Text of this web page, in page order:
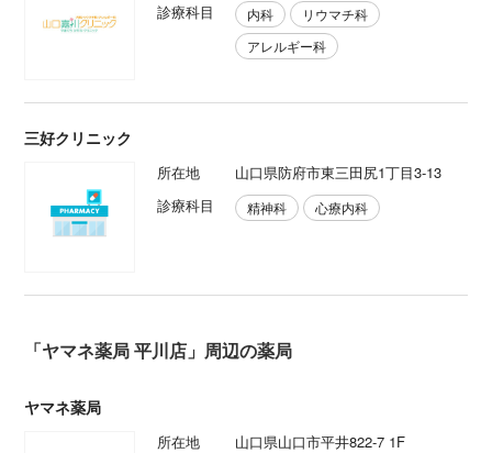
診療科目
内科
リウマチ科
アレルギー科
三好クリニック
所在地
山口県防府市東三田尻1丁目3-13
診療科目
精神科 心療内科
「ヤマネ薬局 平川店」周辺の薬局
ヤマネ薬局
所在地 山口県山口市平井822-7 1F